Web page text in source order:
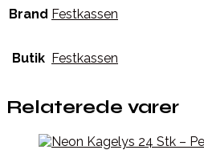
Brand Festkassen
Butik Festkassen
Relaterede varer